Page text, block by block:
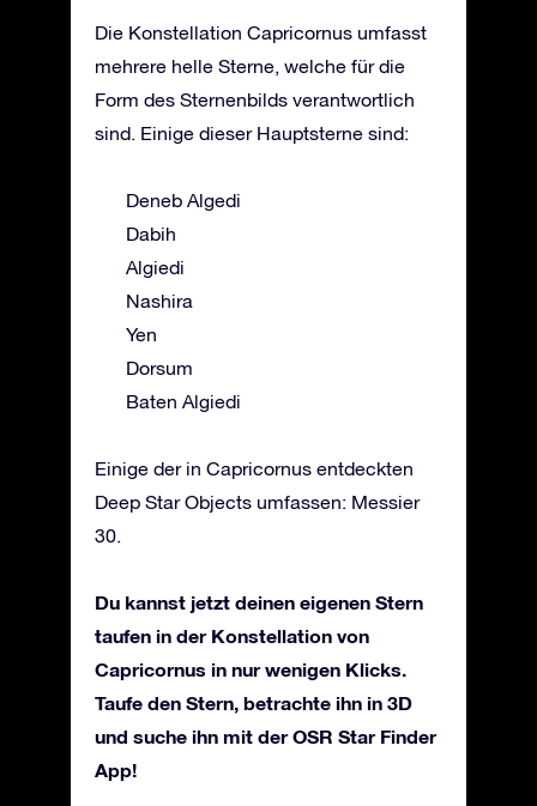
Die Konstellation Capricornus umfasst
mehrere helle Sterne, welche für die
Form des Sternenbilds verantwortlich
sind. Einige dieser Hauptsterne sind:
Deneb Algedi
Dabih
Algiedi
Nashira
Yen
Dorsum
Baten Algiedi
Einige der in Capricornus entdeckten
Deep Star Objects umfassen: Messier
30.
Du kannst jetzt deinen eigenen Stern
taufen in der Konstellation von
Capricornus in nur wenigen Klicks.
Taufe den Stern, betrachte ihn in 3D
und suche ihn mit der OSR Star Finder
App!